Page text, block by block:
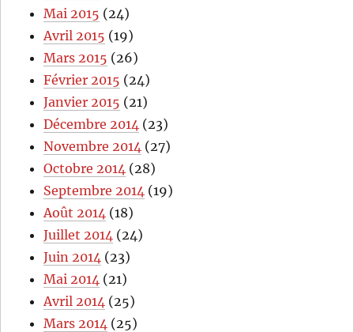
Mai 2015 (24)
Avril 2015 (19)
Mars 2015 (26)
Février 2015 (24)
Janvier 2015 (21)
Décembre 2014 (23)
Novembre 2014 (27)
Octobre 2014 (28)
Septembre 2014 (19)
Août 2014 (18)
Juillet 2014 (24)
Juin 2014 (23)
Mai 2014 (21)
Avril 2014 (25)
Mars 2014 (25)